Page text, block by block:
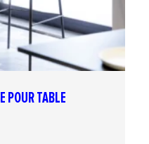
POUR TABLE